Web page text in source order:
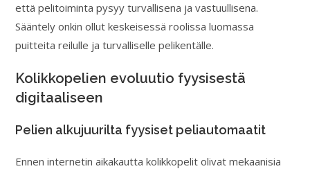
että pelitoiminta pysyy turvallisena ja vastuullisena.
Sääntely onkin ollut keskeisessä roolissa luomassa
puitteita reilulle ja turvalliselle pelikentälle.
Kolikkopelien evoluutio fyysisestä
digitaaliseen
Pelien alkujuurilta fyysiset peliautomaatit
Ennen internetin aikakautta kolikkopelit olivat mekaanisia